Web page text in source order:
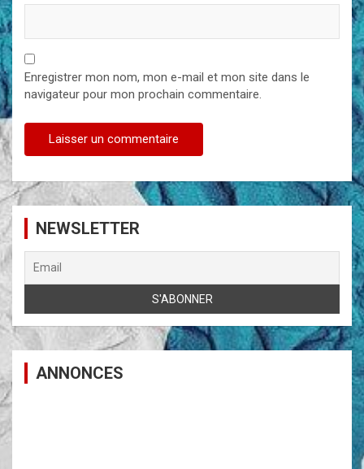
Enregistrer mon nom, mon e-mail et mon site dans le
navigateur pour mon prochain commentaire.
NEWSLETTER
ANNONCES